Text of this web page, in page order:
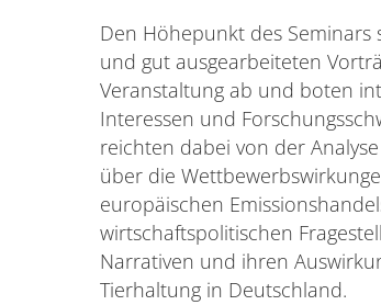
Den Höhepunkt des Seminars
und gut ausgearbeiteten
Veranstaltung ab und boten
Interessen und
reichten dabei von der
über die
europäischen
wirtschaftspolitischen
Narrativen und ihren
Tierhaltung in Deutschland.